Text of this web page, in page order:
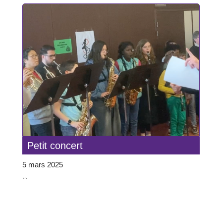
Petit concert
5 mars 2025
``